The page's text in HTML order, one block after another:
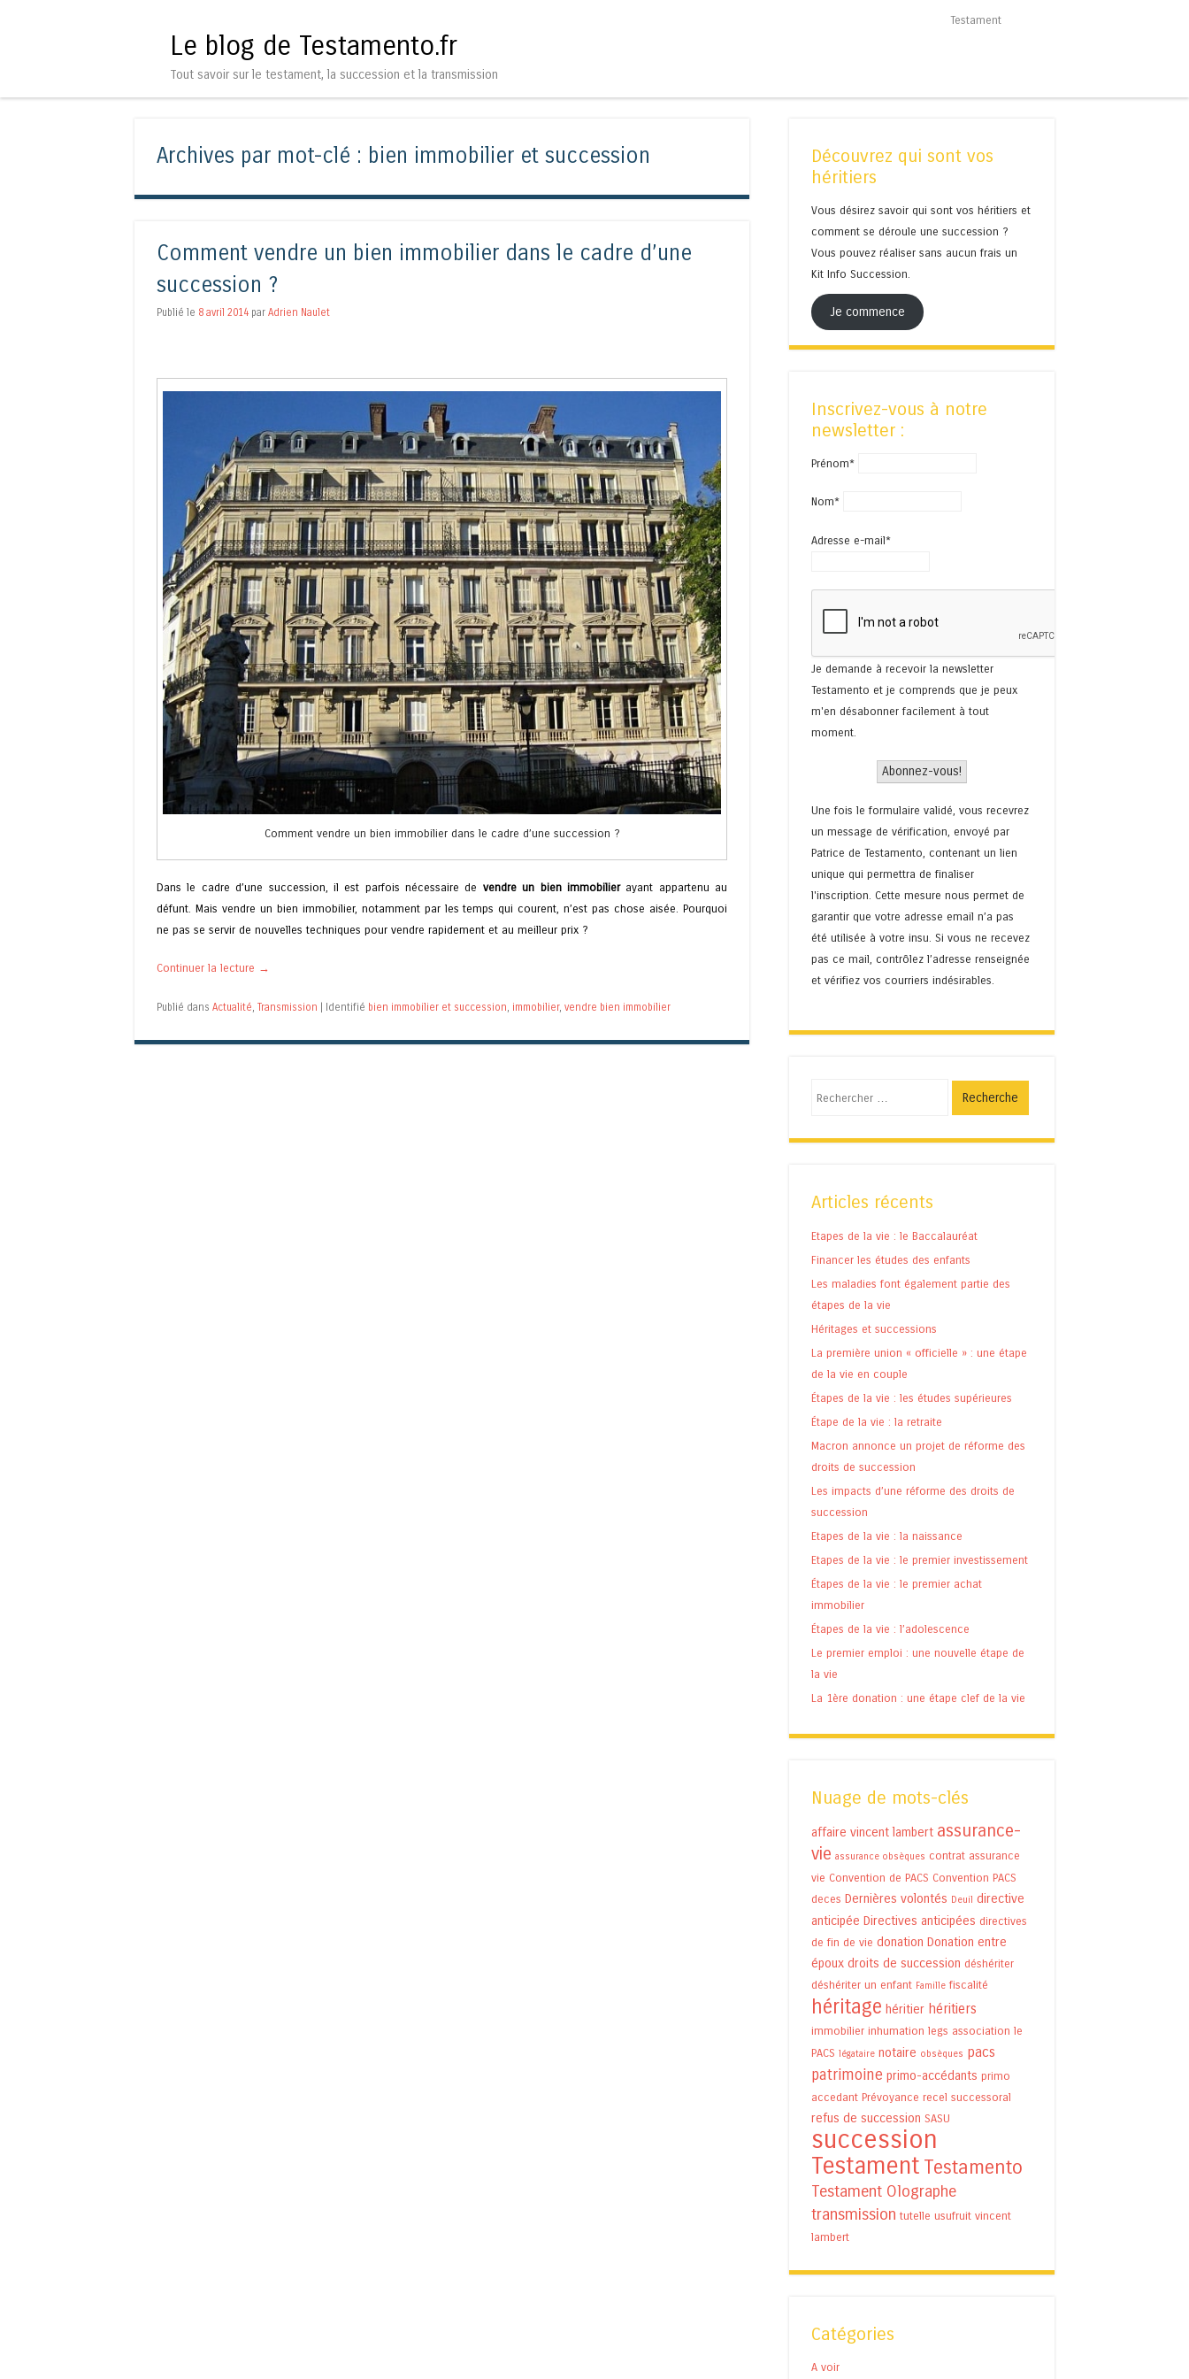
Le blog de Testamento.fr
Tout savoir sur le testament, la succession et la transmission
Testament
Archives par mot-clé : bien immobilier et succession
Comment vendre un bien immobilier dans le cadre d’une
succession ?
Publié le 8 avril 2014 par Adrien Naulet
Comment vendre un bien immobilier dans le cadre d’une succession ?
Dans le cadre d’une succession, il est parfois nécessaire de vendre un bien immobilierayant appartenu au
défunt. Mais vendre un bien immobilier, notamment par les temps qui courent, n’est pas chose aisée. Pourquoi
ne pas se servir de nouvelles techniques pour vendre rapidement et au meilleur prix ?
Continuer la lecture →
Publié dans Actualité Transmission | Identifié bien immobilier et succession immobilier, vendre bien immobilier
Découvrez qui sont vos
héritiers
Vous désirez savoir qui sont vos héritiers et
comment se déroule une succession ?
Vous pouvez réaliser sans aucun frais un
Kit Info Succession.
Je commence
Inscrivez-vous à notre
newsletter :
Prénom*
Nom*
Adresse e-mail*
Je demande à recevoir la newsletter
Testamento et je comprends que je peux
m'en désabonner facilement à tout
moment.
Une fois le formulaire validé, vous recevrez
un message de vérification, envoyé par
Patrice de Testamento, contenant un lien
unique qui permettra de finaliser
l'inscription. Cette mesure nous permet de
garantir que votre adresse email n’a pas
été utilisée à votre insu. Si vous ne recevez
pas ce mail, contrôlez l’adresse renseignée
et vérifiez vos courriers indésirables.
Articles récents
Etapes de la vie : le Baccalauréat
Financer les études des enfants
Les maladies font également partie des
étapes de la vie
Héritages et successions
La première union « officielle » : une étape
de la vie en couple
Étapes de la vie : les études supérieures
Étape de la vie : la retraite
Macron annonce un projet de réforme des
droits de succession
Les impacts d’une réforme des droits de
succession
Etapes de la vie : la naissance
Etapes de la vie : le premier investissement
Étapes de la vie : le premier achat
immobilier
Étapes de la vie : l’adolescence
Le premier emploi : une nouvelle étape de
la vie
La 1ère donation : une étape clef de la vie
Nuage de mots-clés
affaire vincent lambert assurance-
vie assurance obsèques contrat assurance
vie Convention de PACS Convention PACS
deces Dernières volontés Deuil directive
anticipée Directives anticipées directives
de fin de vie donation Donation entre
époux droits de succession déshériter
déshériter un enfant Famille fiscalité
héritage héritier héritiers
immobilier inhumation legs association le
PACS légataire notaire obsèques pacs
patrimoine primo-accédants primo
accedant Prévoyance recel successoral
refus de succession SASU
succession
Testament Testamento
Testament Olographe
transmission tutelle usufruit vincent
lambert
Catégories
A voir